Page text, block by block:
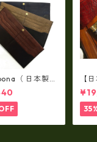
（ 日本製）
製・お札入
グウォレッ
【
（
れ
5